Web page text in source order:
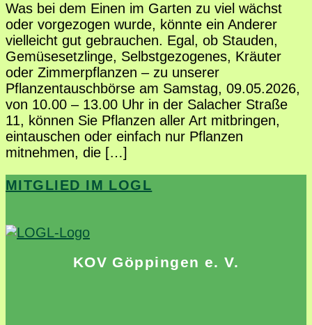
Was bei dem Einen im Garten zu viel wächst
oder vorgezogen wurde, könnte ein Anderer
vielleicht gut gebrauchen. Egal, ob Stauden,
Gemüsesetzlinge, Selbstgezogenes, Kräuter
oder Zimmerpflanzen – zu unserer
Pflanzentauschbörse am Samstag, 09.05.2026,
von 10.00 – 13.00 Uhr in der Salacher Straße
11, können Sie Pflanzen aller Art mitbringen,
eintauschen oder einfach nur Pflanzen
mitnehmen, die […]
MITGLIED IM LOGL
KOV Göppingen e. V.